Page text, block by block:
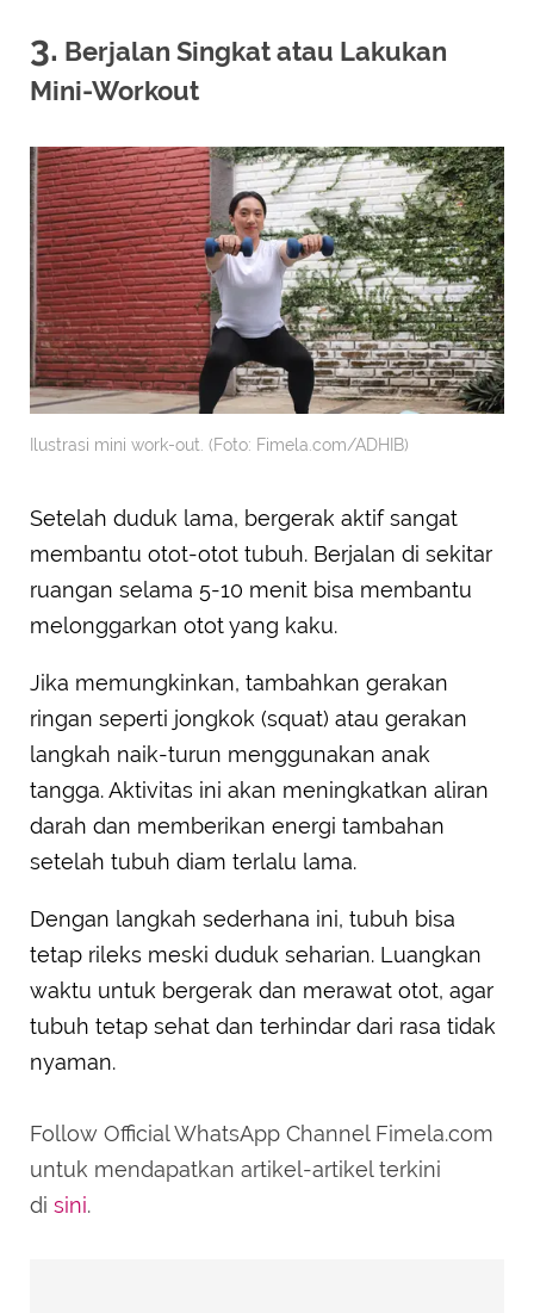
3. Berjalan Singkat atau Lakukan
Mini-Workout
Ilustrasi mini work-out. (Foto: Fimela.com/ADHIB)
Setelah duduk lama, bergerak aktif sangat
membantu otot-otot tubuh. Berjalan di sekitar
ruangan selama 5-10 menit bisa membantu
melonggarkan otot yang kaku.
Jika memungkinkan, tambahkan gerakan
ringan seperti jongkok (squat) atau gerakan
langkah naik-turun menggunakan anak
tangga. Aktivitas ini akan meningkatkan aliran
darah dan memberikan energi tambahan
setelah tubuh diam terlalu lama.
Dengan langkah sederhana ini, tubuh bisa
tetap rileks meski duduk seharian. Luangkan
waktu untuk bergerak dan merawat otot, agar
tubuh tetap sehat dan terhindar dari rasa tidak
nyaman.
Follow Official WhatsApp Channel Fimela.com
untuk mendapatkan artikel-artikel terkini
di sini.